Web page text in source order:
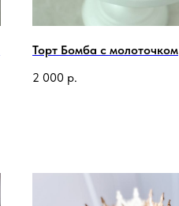
Торт Бомба с молоточком
2 000 р.